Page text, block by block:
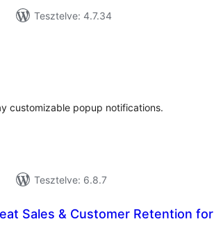
Tesztelve: 4.7.34
customizable popup notifications.
Tesztelve: 6.8.7
Sales & Customer Retention for